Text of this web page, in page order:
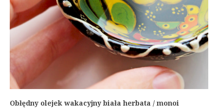
Obłędny olejek wakacyjny biała herbata / monoi